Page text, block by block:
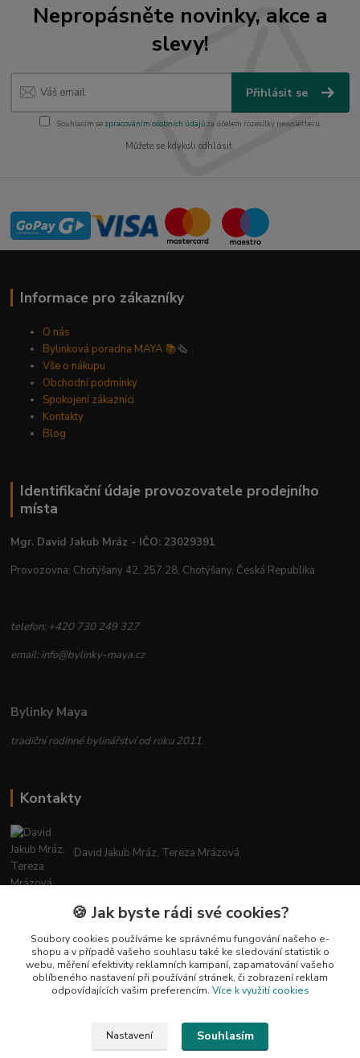
Nepropásněte novinky, akce a
slevy!
Přihlásit se
Souhlasím se zpracováním osobních údajůza účelem rozesílky newsletteru.
Můžete se kdykoli odhlásit.
Informace pro zákazníky
O nás
Bylinková poradna MAYA 📚🗞️
Vše o nákupu
Obchodní podmínky
Spokojení zákazníci
Kontakty
Blog
Identifikační údaje provozovatele prodejního
místa
Mgr. David Jakub Mráz - IČO: 23029391
Provozovna: Chotýšany 42, 257 28, Chotýšany, Česká Republika
telefon: +420 730 249 327
email: info@bylinky-maya.cz
Bylinky Maya
tradiční rodinné bylinářství od roku 2011
Kontakty
David Jakub Mráz, Tereza Mrázová
info@bylinky-maya.cz
🍪 Jak byste rádi své cookies?
Soubory cookies používáme ke správnému fungování našeho e-
shopu a v případě vašeho souhlasu také ke sledování statistik o
webu, měření efektivity reklamních kampaní, zapamatování vašeho
oblíbeného nastavení při používání stránek, či zobrazení reklam
odpovídajících vašim preferencím. Více k využití cookies
Nastavení Souhlasím